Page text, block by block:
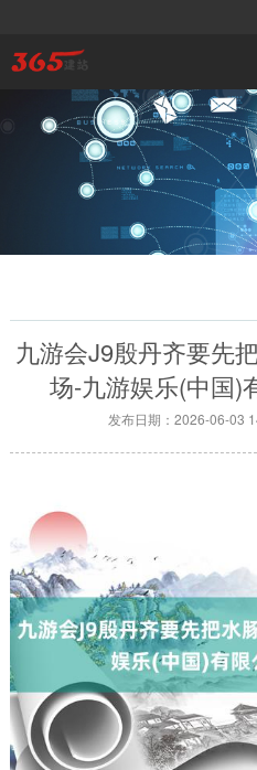
九游会J9殷丹齐要先
场-九游娱乐(中国)
发布日期：2026-06-03